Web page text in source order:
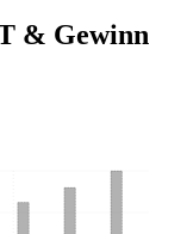
& Gewinn